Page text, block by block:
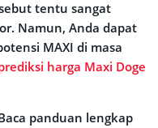
tentu sangat
Namun, Anda dapat
MAXI di masa
harga Maxi Doge
panduan lengkap